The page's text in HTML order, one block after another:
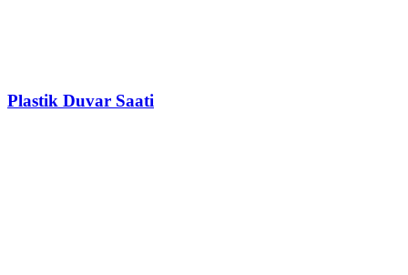
Plastik Duvar Saati